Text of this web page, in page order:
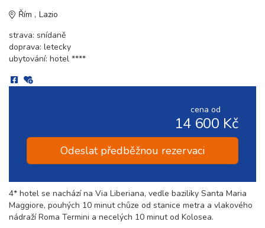
Řím
Lazio
strava: snídaně
doprava: letecky
ubytování: hotel ****
cena od
14 600 Kč
Odeslat předběžnou rezervaci
4* hotel se nachází na Via Liberiana, vedle baziliky Santa Maria
Maggiore, pouhých 10 minut chůze od stanice metra a vlakového
nádraží Roma Termini a necelých 10 minut od Kolosea.